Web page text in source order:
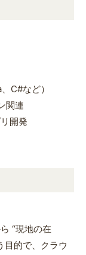
C#など）
関連
開発
“現地の在
目的で、クラウ